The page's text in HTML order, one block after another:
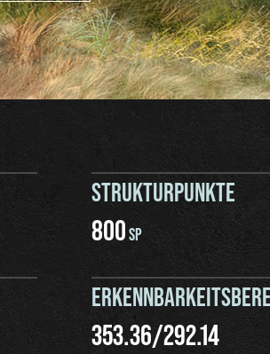
STRUKTURPUNKTE
800SP
353.36/292.14